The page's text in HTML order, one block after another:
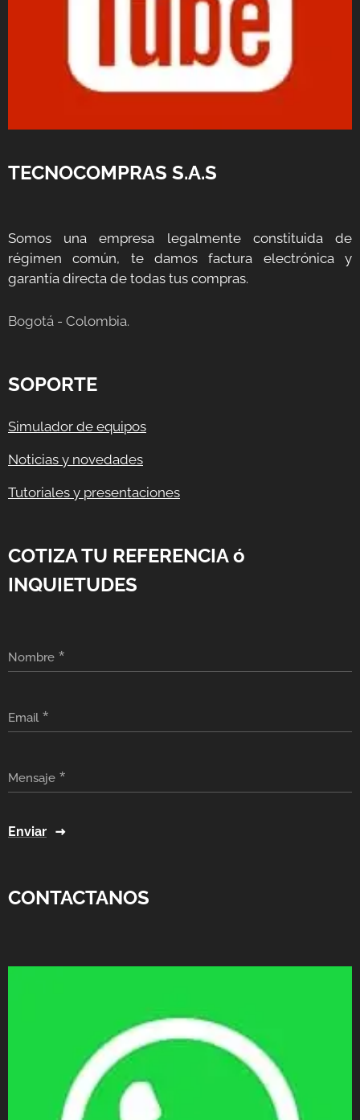
TECNOCOMPRAS S.A.S
Somos una empresa legalmente constituida de
régimen común, te damos factura electrónica y
garantía directa de todas tus compras.
Bogotá - Colombia.
SOPORTE
Simulador de equipos
Noticias y novedades
Tutoriales y presentaciones
COTIZA TU REFERENCIA ó
INQUIETUDES
Nombre
Email
Mensaje
Enviar
CONTACTANOS